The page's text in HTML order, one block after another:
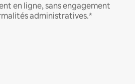
en ligne, sans engagement
administratives.*